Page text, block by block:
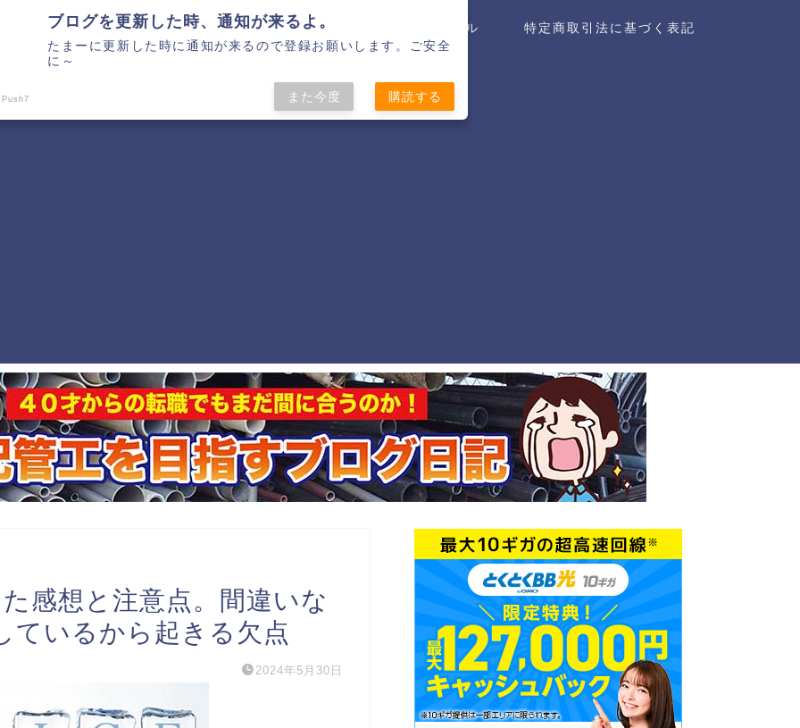
ホーム プライバシーポリシー プロフィール 特定商取引法に基づく表記
感想と注意点。間違いな
ているから起きる欠点
2024年5月30日
ブログを更新した時、通知が来るよ。
たまーに更新した時に通知が来るので登録お願いします。ご安全
に～
また今度 購読する